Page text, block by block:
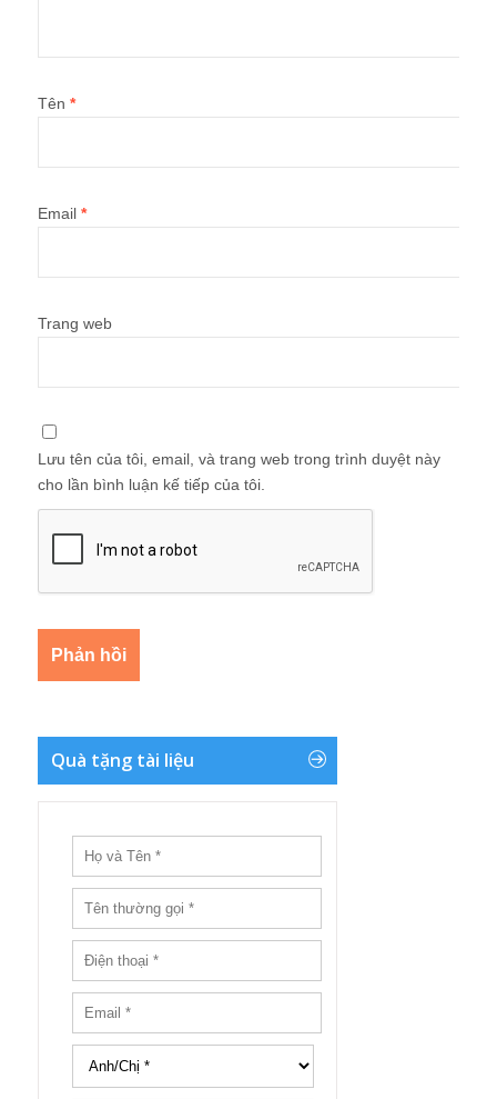
Tên *
Email *
Trang web
Lưu tên của tôi, email, và trang web trong trình duyệt này
cho lần bình luận kế tiếp của tôi.
Quà tặng tài liệu